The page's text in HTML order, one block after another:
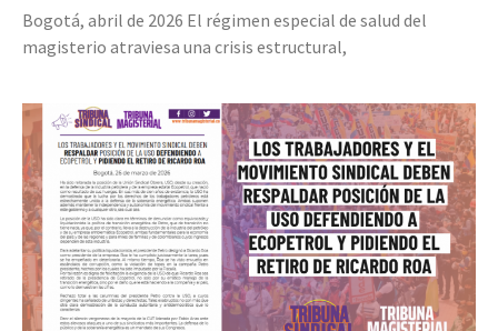
Bogotá, abril de 2026 El régimen especial de salud del
magisterio atraviesa una crisis estructural,